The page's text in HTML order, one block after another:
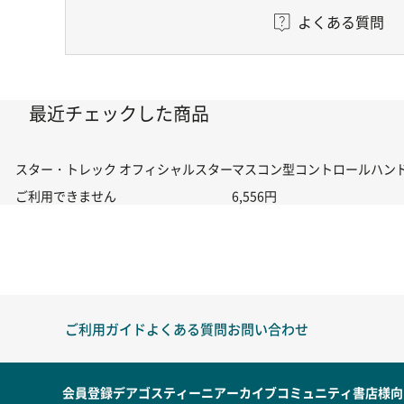
よくある質問
最近チェックした商品
スター・トレック オフィシャルスターシップスコレクション 第15回
ご利用できません
マスコン型コントロールハン
6,556円
ご利用ガイドよくある質問お問い合わせ
会員登録デアゴスティーニアーカイブコミュニティ書店様